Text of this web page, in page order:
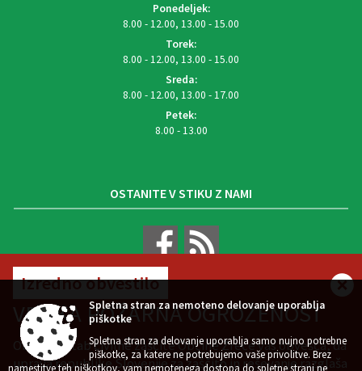
Izredno obvestilo
VELIKA POŽARNA OGROŽENOST
Občinski štab civilne zaščite Občine Zreče vas obvešča, da
uprava republike Slovenije za zaščito in reševanje razglaša
Ponedeljek:
8.00 - 12.00, 13.00 - 15.00
Torek:
8.00 - 12.00, 13.00 - 15.00
Sreda:
8.00 - 12.00, 13.00 - 17.00
Petek:
8.00 - 13.00
OSTANITE V STIKU Z NAMI
VREMENSKA NAPOVED
Spletna stran za nemoteno delovanje uporablja
piškotke
Spletna stran za delovanje uporablja samo nujno potrebne
piškotke, za katere ne potrebujemo vaše privolitve. Brez
namestitve teh piškotkov, vam nemotenega dostopa do spletne strani ne